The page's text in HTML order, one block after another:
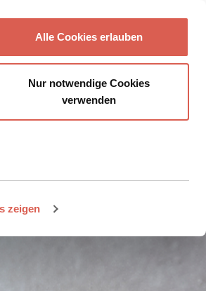
zeigen
Alle Cookies erlauben
Nur notwendige Cookies
verwenden